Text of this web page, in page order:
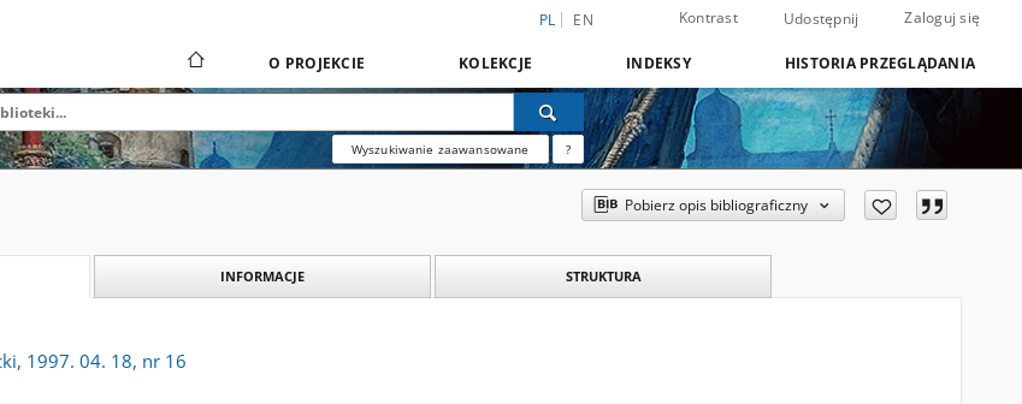
PL EN Kontrast Udostępnij Zaloguj się
O PROJEKCIE KOLEKCJE INDEKSY HISTORIA PRZEGLĄDANIA
Wyszukiwanie zaawansowane ?
Pobierz opis bibliograficzny
INFORMACJE STRUKTURA
1997. 04. 18, nr 16